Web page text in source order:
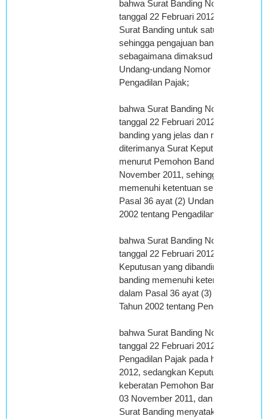
bahwa Surat Banding Nomor : 013/II/
tanggal 22 Februari 2012, memenuhi
Surat Banding untuk satu Keputusan
sehingga pengajuan banding
sebagaimana dimaksud dalam Pasal
Undang-undang Nomor 14 Tahun
Pengadilan Pajak;
bahwa Surat Banding Nomor : 013/II/
tanggal 22 Februari 2012, memuat
banding yang jelas dan
diterimanya Surat Keputusan
menurut Pemohon Banding diterima
November 2011, sehingga pengajuan
memenuhi ketentuan sebagaimana
Pasal 36 ayat (2) Undang-undang
2002 tentang Pengadilan Pajak;
bahwa Surat Banding Nomor : 013/II/
tanggal 22 Februari 2012 dilampiri
Keputusan yang dibanding, sehingga
banding memenuhi ketentuan
dalam Pasal 36 ayat (3) Undang-
Tahun 2002 tentang Pengadilan Pajak;
bahwa Surat Banding Nomor : 013/II/
tanggal 22 Februari 2012 diterima
Pengadilan Pajak pada hari Rabu
2012, sedangkan Keputusan
keberatan Pemohon Banding
03 November 2011, dan Pemohon
Surat Banding menyatakan